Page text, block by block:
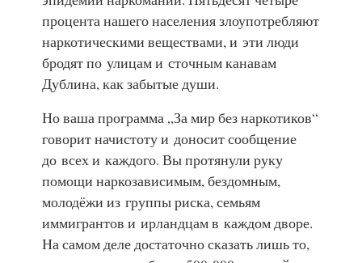
процента нашего населения злоупотребляют
наркотическими веществами, и эти люди
бродят по улицам и сточным канавам
Дублина, как забытые души.
Но ваша программа „За мир без наркотиков“
говорит начистоту и доносит сообщение
до всех и каждого. Вы протянули руку
помощи наркозависимым, бездомным,
молодёжи из группы риска, семьям
иммигрантов и ирландцам в каждом дворе.
На самом деле достаточно сказать лишь то,